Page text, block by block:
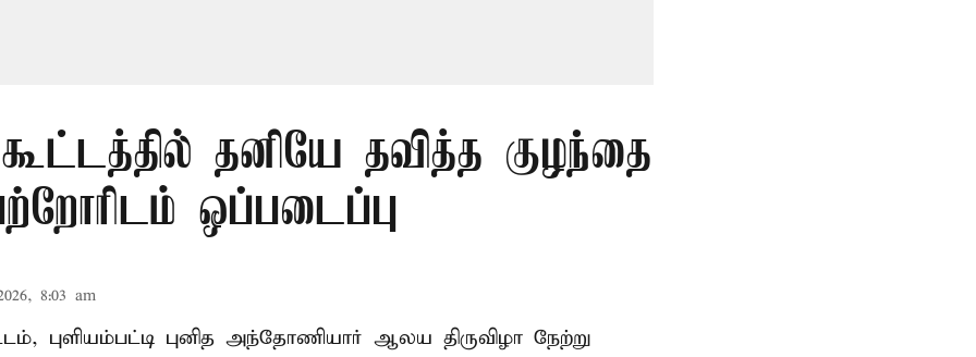
கூட்டத்தில் தனியே தவித்த குழந்தை
ஒப்படைப்பு
8:03 am
புளியம்பட்டி புனித அந்தோணியார் ஆலய திருவிழா நேற்று